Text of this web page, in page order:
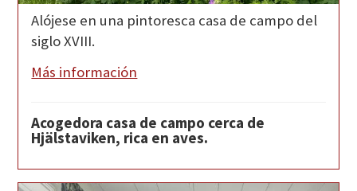
Alójese en una pintoresca casa de campo del
siglo XVIII.
Más información
Acogedora casa de campo cerca de
Hjälstaviken, rica en aves.